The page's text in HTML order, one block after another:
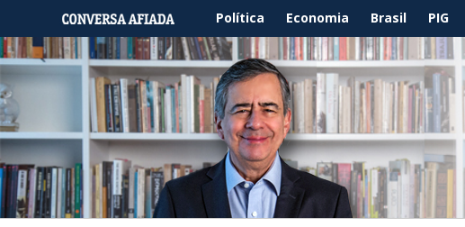
Política Economia Brasil PIG